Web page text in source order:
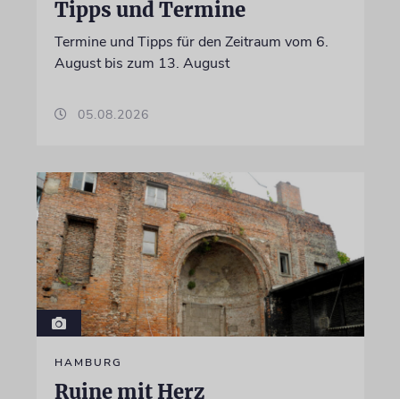
Tipps und Termine
Termine und Tipps für den Zeitraum vom 6.
August bis zum 13. August
05.08.2026
HAMBURG
Ruine mit Herz